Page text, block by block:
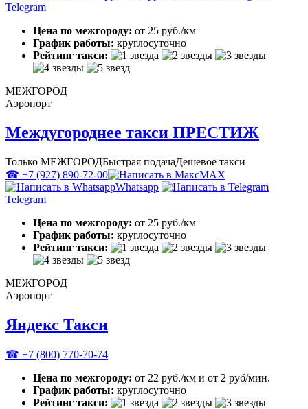
Telegram
Цена по межгороду: от 25 руб./км
График работы: круглосуточно
Рейтинг такси:
МЕЖГОРОД
Аэропорт
Междугороднее такси ПРЕСТИЖ
Только МЕЖГОРОДБыстрая подачаДешевое такси
☎ +7 (927) 890-72-00
MAX
Whatsapp
Telegram
Цена по межгороду: от 25 руб./км
График работы: круглосуточно
Рейтинг такси:
МЕЖГОРОД
Аэропорт
Яндекс Такси
☎ +7 (800) 770-70-74
Цена по межгороду: от 22 руб./км и от 2 руб/мин.
График работы: круглосуточно
Рейтинг такси: